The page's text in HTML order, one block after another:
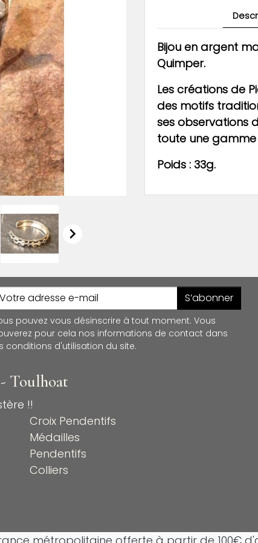

Bijou en argent
Quimper.
Les créations de
des motifs
ses observations
toute une gamme
Poids : 33g.
S’abonner
pouvez vous désinscrire à tout moment. Vous
pour cela nos informations de contact dans
conditions d'utilisation du site.
Toulhoat
!!
Croix Pendentifs
Médailles
Pendentifs
Colliers